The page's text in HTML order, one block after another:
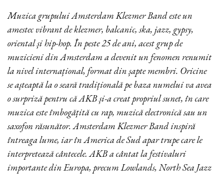
Muzica grupului Amsterdam Klezmer Band este un
amestec vibrant de klezmer, balcanic, ska, jazz, gypsy,
oriental și hip-hop. În peste 25 de ani, acest grup de
muzicieni din Amsterdam a devenit un fenomen renumit
la nivel internațional, format din șapte membri. Oricine
se așteaptă la o seară tradițională pe baza numelui va avea
o surpriză pentru că AKB și-a creat propriul sunet, în care
muzica este îmbogățită cu rap, muzică electronică sau un
saxofon răsunător. Amsterdam Klezmer Band inspiră
întreaga lume, iar în America de Sud apar trupe care le
interpretează cântecele. AKB a cântat la festivaluri
importante din Europa, precum Lowlands, North Sea Jazz